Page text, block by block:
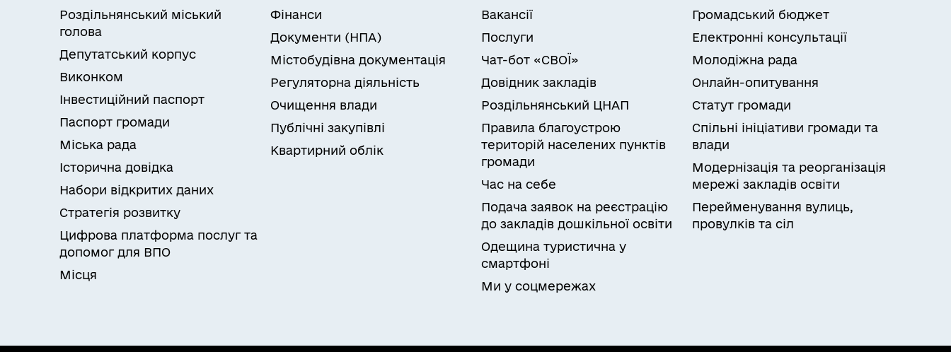
Роздільнянський міський
голова
Депутатський корпус
Виконком
Інвестиційний паспорт
Паспорт громади
Міська рада
Історична довідка
Набори відкритих даних
Стратегія розвитку
Цифрова платформа послуг та
допомог для ВПО
Місця
Фінанси
Документи (НПА)
Містобудівна документація
Регуляторна діяльність
Очищення влади
Публічні закупівлі
Квартирний облік
Вакансії
Послуги
Чат-бот «СВОЇ»
Довідник закладів
Роздільнянський ЦНАП
Правила благоустрою
територій населених пунктів
громади
Час на себе
Подача заявок на реєстрацію
до закладів дошкільної освіти
Одещина туристична у
смартфоні
Ми у соцмережах
Громадський бюджет
Електронні консультації
Молодіжна рада
Онлайн-опитування
Статут громади
Спільні ініціативи громади та
влади
Модернізація та реорганізація
мережі закладів освіти
Перейменування вулиць,
провулків та сіл